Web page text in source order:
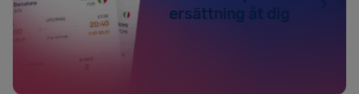
ersättning åt dig